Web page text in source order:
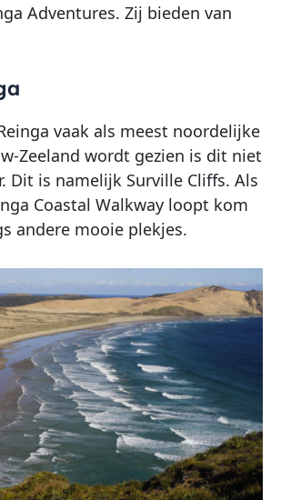
Adventures. Zij bieden van
vaak als meest noordelijke
Zeeland wordt gezien is dit niet
Dit is namelijk Surville Cliffs. Als
Coastal Walkway loopt kom
andere mooie plekjes.